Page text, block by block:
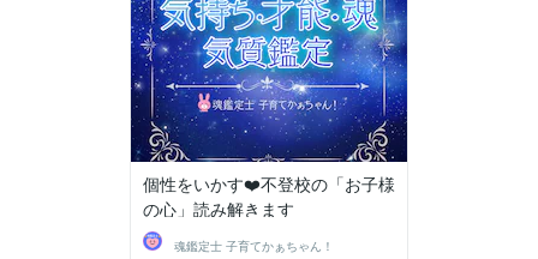
個性をいかす❤️不登校の「お子様
の心」読み解きます
魂鑑定士 子育てかぁちゃん！